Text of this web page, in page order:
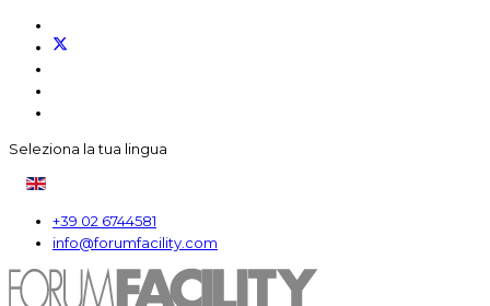
Seleziona la tua lingua
+39 02 6744581
info@forumfacility.com